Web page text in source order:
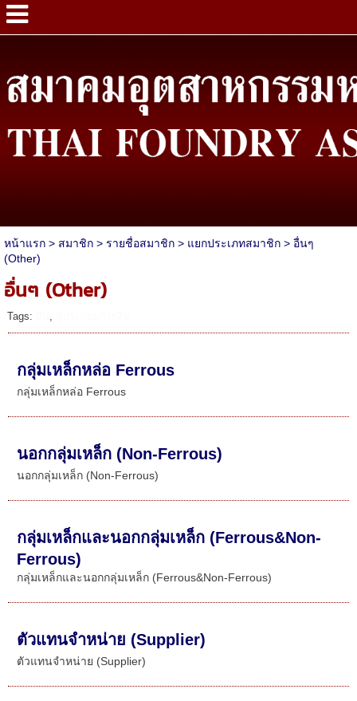
หน้าแรก> สมาชิก> รายชื่อสมาชิก> แยกประเภทสมาชิก> อื่นๆ
(Other)
อื่นๆ (Other)
Tags: ,
กลุ่มเหล็กหล่อ Ferrous
กลุ่มเหล็กหล่อ Ferrous
นอกกลุ่มเหล็ก (Non-Ferrous)
นอกกลุ่มเหล็ก (Non-Ferrous)
กลุ่มเหล็กและนอกกลุ่มเหล็ก (Ferrous&Non-
Ferrous)
กลุ่มเหล็กและนอกกลุ่มเหล็ก (Ferrous&Non-Ferrous)
ตัวแทนจำหน่าย (Supplier)
ตัวแทนจำหน่าย (Supplier)